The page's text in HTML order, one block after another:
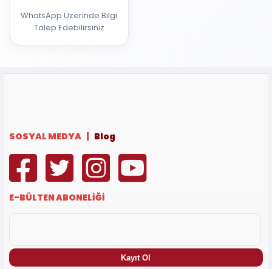
WhatsApp Üzerinde Bilgi
Talep Edebilirsiniz
SOSYAL MEDYA | Blog
E-BÜLTEN ABONELİĞİ